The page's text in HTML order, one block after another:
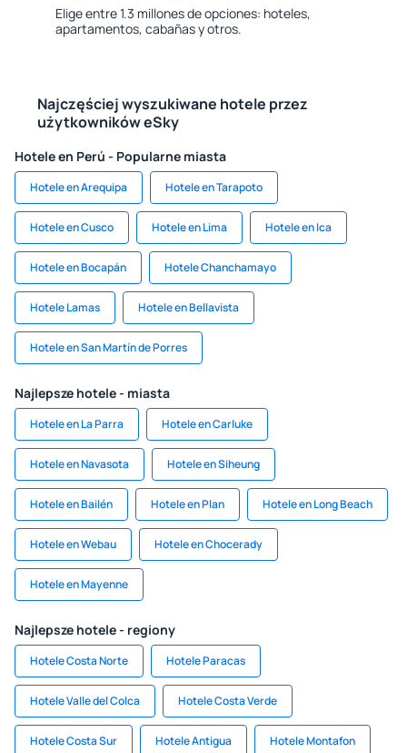
Elige entre 1.3 millones de opciones: hoteles,
apartamentos, cabañas y otros.
Najczęściej wyszukiwane hotele przez
użytkowników eSky
Hotele en Perú - Popularne miasta
Hotele en Arequipa Hotele en Tarapoto
Hotele en Cusco Hotele en Lima Hotele en Ica
Hotele en Bocapán Hotele Chanchamayo
Hotele Lamas Hotele en Bellavista
Hotele en San Martín de Porres
Najlepsze hotele - miasta
Hotele en La Parra Hotele en Carluke
Hotele en Navasota Hotele en Siheung
Hotele en Bailén Hotele en Plan Hotele en Long Beach
Hotele en Webau Hotele en Chocerady
Hotele en Mayenne
Najlepsze hotele - regiony
Hotele Costa Norte Hotele Paracas
Hotele Valle del Colca Hotele Costa Verde
Hotele Costa Sur Hotele Antigua Hotele Montafon